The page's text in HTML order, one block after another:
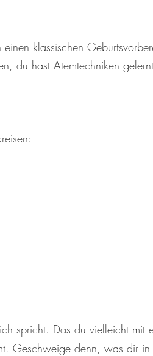
klassischen
du hast Atemtechniken
spricht. Das du vielleicht mit
Geschweige denn, was dir in